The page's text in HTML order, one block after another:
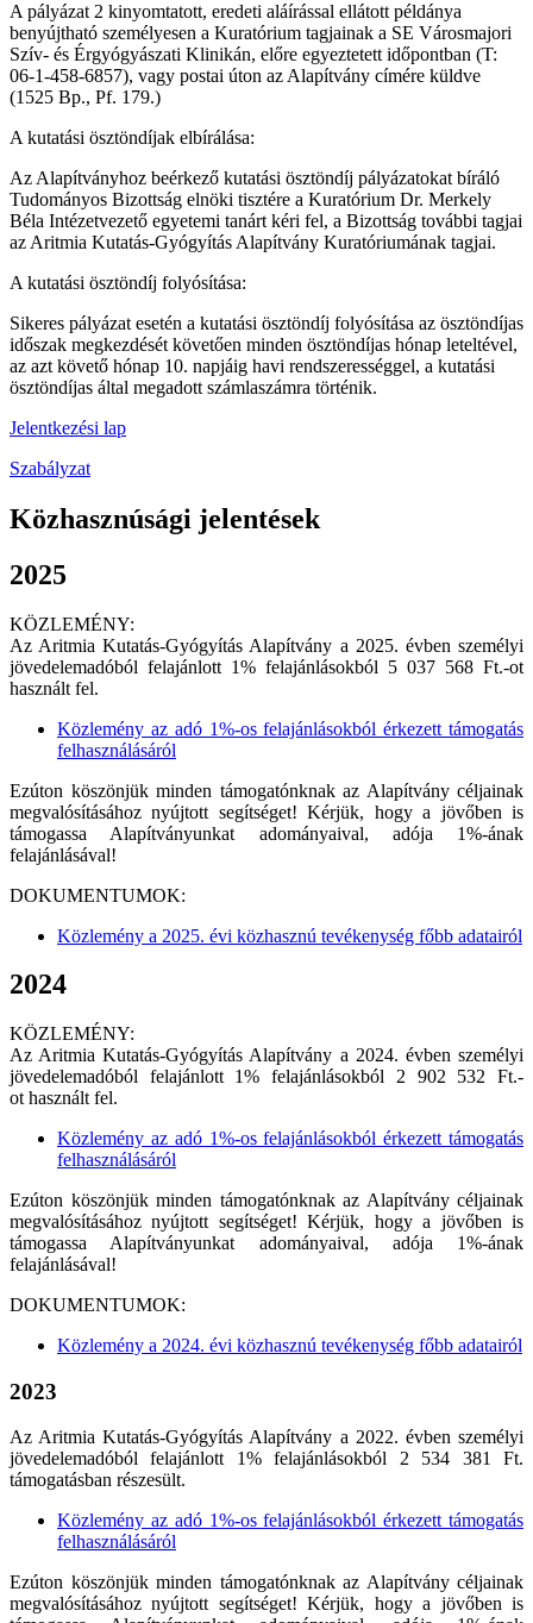
A pályázat 2 kinyomtatott, eredeti aláírással ellátott példánya
benyújtható személyesen a Kuratórium tagjainak a SE Városmajori
Szív- és Érgyógyászati Klinikán, előre egyeztetett időpontban (T:
06-1-458-6857), vagy postai úton az Alapítvány címére küldve
(1525 Bp., Pf. 179.)
A kutatási ösztöndíjak elbírálása:
Az Alapítványhoz beérkező kutatási ösztöndíj pályázatokat bíráló
Tudományos Bizottság elnöki tisztére a Kuratórium Dr. Merkely
Béla Intézetvezető egyetemi tanárt kéri fel, a Bizottság további tagjai
az Aritmia Kutatás-Gyógyítás Alapítvány Kuratóriumának tagjai.
A kutatási ösztöndíj folyósítása:
Sikeres pályázat esetén a kutatási ösztöndíj folyósítása az ösztöndíjas
időszak megkezdését követően minden ösztöndíjas hónap leteltével,
az azt követő hónap 10. napjáig havi rendszerességgel, a kutatási
ösztöndíjas által megadott számlaszámra történik.
Jelentkezési lap
Szabályzat
Közhasznúsági jelentések
2025
KÖZLEMÉNY:
Az Aritmia Kutatás-Gyógyítás Alapítvány a 2025. évben személyi
jövedelemadóból felajánlott 1% felajánlásokból 5 037 568 Ft.-ot
használt fel.
Közlemény az adó 1%-os felajánlásokból érkezett támogatás
felhasználásáról
Ezúton köszönjük minden támogatónknak az Alapítvány céljainak
megvalósításához nyújtott segítséget! Kérjük, hogy a jövőben is
támogassa Alapítványunkat adományaival, adója 1%-ának
felajánlásával!
DOKUMENTUMOK:
Közlemény a 2025. évi közhasznú tevékenység főbb adatairól
2024
KÖZLEMÉNY:
Az Aritmia Kutatás-Gyógyítás Alapítvány a 2024. évben személyi
jövedelemadóból felajánlott 1% felajánlásokból 2 902 532 Ft.-
ot használt fel.
Közlemény az adó 1%-os felajánlásokból érkezett támogatás
felhasználásáról
Ezúton köszönjük minden támogatónknak az Alapítvány céljainak
megvalósításához nyújtott segítséget! Kérjük, hogy a jövőben is
támogassa Alapítványunkat adományaival, adója 1%-ának
felajánlásával!
DOKUMENTUMOK:
Közlemény a 2024. évi közhasznú tevékenység főbb adatairól
2023
Az Aritmia Kutatás-Gyógyítás Alapítvány a 2022. évben személyi
jövedelemadóból felajánlott 1% felajánlásokból 2 534 381 Ft.
támogatásban részesült.
Közlemény az adó 1%-os felajánlásokból érkezett támogatás
felhasználásáról
Ezúton köszönjük minden támogatónknak az Alapítvány céljainak
megvalósításához nyújtott segítséget! Kérjük, hogy a jövőben is